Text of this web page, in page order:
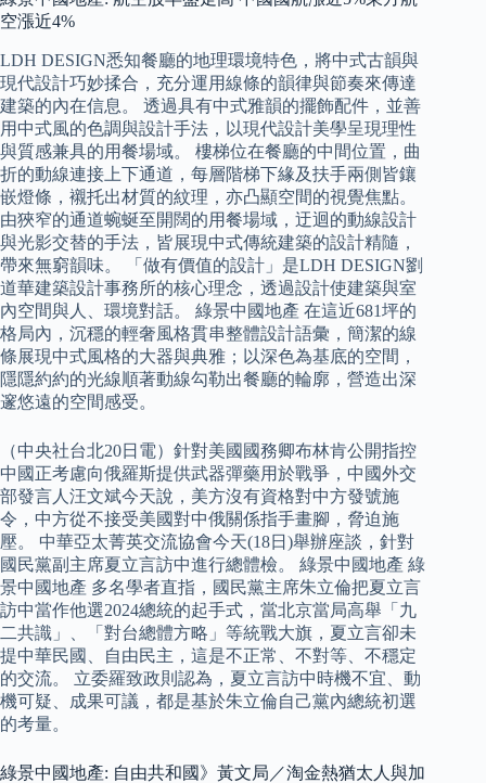
空漲近4%
LDH DESIGN悉知餐廳的地理環境特色，將中式古韻與
現代設計巧妙揉合，充分運用線條的韻律與節奏來傳達
建築的內在信息。 透過具有中式雅韻的擺飾配件，並善
用中式風的色調與設計手法，以現代設計美學呈現理性
與質感兼具的用餐場域。 樓梯位在餐廳的中間位置，曲
折的動線連接上下通道，每層階梯下緣及扶手兩側皆鑲
嵌燈條，襯托出材質的紋理，亦凸顯空間的視覺焦點。
由狹窄的通道蜿蜒至開闊的用餐場域，迂迴的動線設計
與光影交替的手法，皆展現中式傳統建築的設計精隨，
帶來無窮韻味。 「做有價值的設計」是LDH DESIGN劉
道華建築設計事務所的核心理念，透過設計使建築與室
內空間與人、環境對話。 綠景中國地產 在這近681坪的
格局內，沉穩的輕奢風格貫串整體設計語彙，簡潔的線
條展現中式風格的大器與典雅；以深色為基底的空間，
隱隱約約的光線順著動線勾勒出餐廳的輪廓，營造出深
邃悠遠的空間感受。
（中央社台北20日電）針對美國國務卿布林肯公開指控
中國正考慮向俄羅斯提供武器彈藥用於戰爭，中國外交
部發言人汪文斌今天說，美方沒有資格對中方發號施
令，中方從不接受美國對中俄關係指手畫腳，脅迫施
壓。 中華亞太菁英交流協會今天(18日)舉辦座談，針對
國民黨副主席夏立言訪中進行總體檢。 綠景中國地產 綠
景中國地產 多名學者直指，國民黨主席朱立倫把夏立言
訪中當作他選2024總統的起手式，當北京當局高舉「九
二共識」、「對台總體方略」等統戰大旗，夏立言卻未
提中華民國、自由民主，這是不正常、不對等、不穩定
的交流。 立委羅致政則認為，夏立言訪中時機不宜、動
機可疑、成果可議，都是基於朱立倫自己黨內總統初選
的考量。
綠景中國地產: 自由共和國》黃文局／淘金熱猶太人與加